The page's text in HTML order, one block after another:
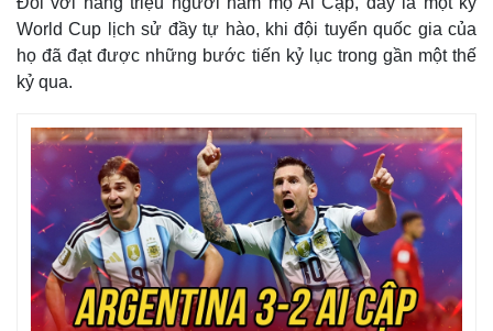
World Cup lịch sử đầy tự hào, khi đội tuyển quốc gia của
họ đã đạt được những bước tiến kỷ lục trong gần một thế
kỷ qua.